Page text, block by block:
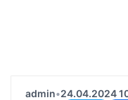
admin•24.04.2024